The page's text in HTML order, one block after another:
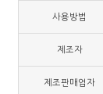
사용방법
제조자
제조판매업자